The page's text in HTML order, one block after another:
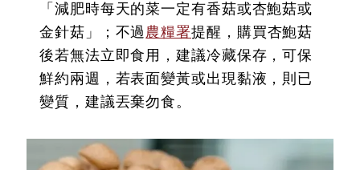
「減肥時每天的菜一定有香菇或杏鮑菇或
金針菇」；不過 農糧署提醒，購買杏鮑菇
後若無法立即食用，建議冷藏保存，可保
鮮約兩週，若表面變黃或出現黏液，則已
變質，建議丟棄勿食。